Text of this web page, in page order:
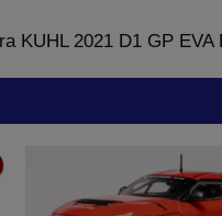
KUHL 2021 D1 GP